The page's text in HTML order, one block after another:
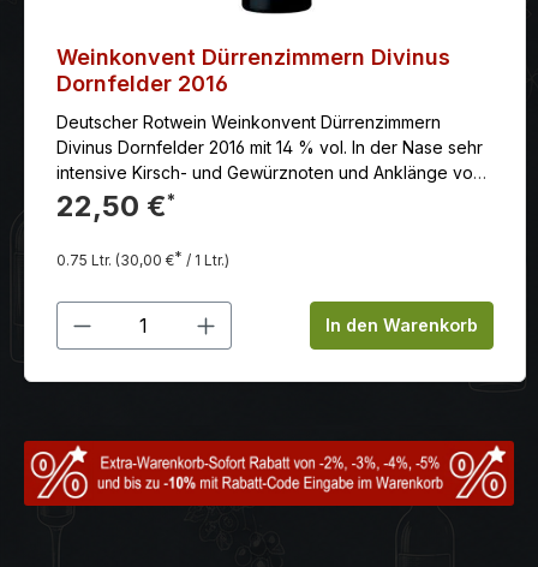
Weinkonvent Dürrenzimmern Divinus
Dornfelder 2016
Deutscher Rotwein Weinkonvent Dürrenzimmern
Divinus Dornfelder 2016 mit 14 % vol. In der Nase sehr
intensive Kirsch- und Gewürznoten und Anklänge von
dunkler Schokolade sowie Lakritze.
22,50 €*
0.75 Ltr. (30,00 €* / 1 Ltr.)
Produkt Anzahl: Gib denIn den Warenkorb